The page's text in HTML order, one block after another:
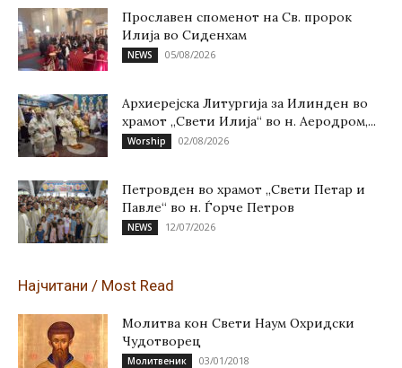
Прославен споменот на Св. пророк
Илија во Сиденхам
NEWS 05/08/2026
Архиерејска Литургија за Илинден во
храмот „Свети Илија“ во н. Аеродром,...
Worship 02/08/2026
Петровден во храмот „Свети Петар и
Павле“ во н. Ѓорче Петров
NEWS 12/07/2026
Најчитани / Most Read
Молитва кон Свети Наум Охридски
Чудотворец
Молитвеник 03/01/2018